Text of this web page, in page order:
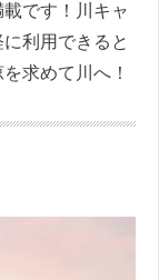
です！川キャ
利用できると
求めて川へ！